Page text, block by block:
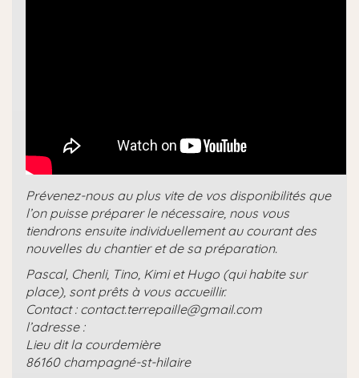
Prévenez-nous au plus vite de vos disponibilités que
l’on puisse préparer le nécessaire, nous vous
tiendrons ensuite individuellement au courant des
nouvelles du chantier et de sa préparation.
Pascal, Chenli, Tino, Kimi et Hugo (qui habite sur
place), sont prêts à vous accueillir.
Contact : contact.terrepaille@gmail.com
l’adresse :
Lieu dit la courdemière
86160 champagné-st-hilaire